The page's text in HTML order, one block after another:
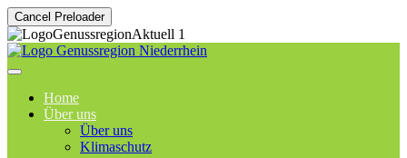
Cancel Preloader
Home
Über uns
Über uns
Klimaschutz